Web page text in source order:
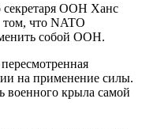
ООН Ханс
том, что NATO
собой ООН.
на применение силы.
военного крыла самой